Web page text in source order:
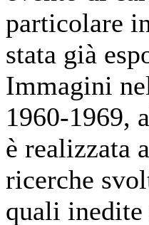
particolare
stata già
Immagini
1960-1969,
è realizzata
ricerche
quali inedite